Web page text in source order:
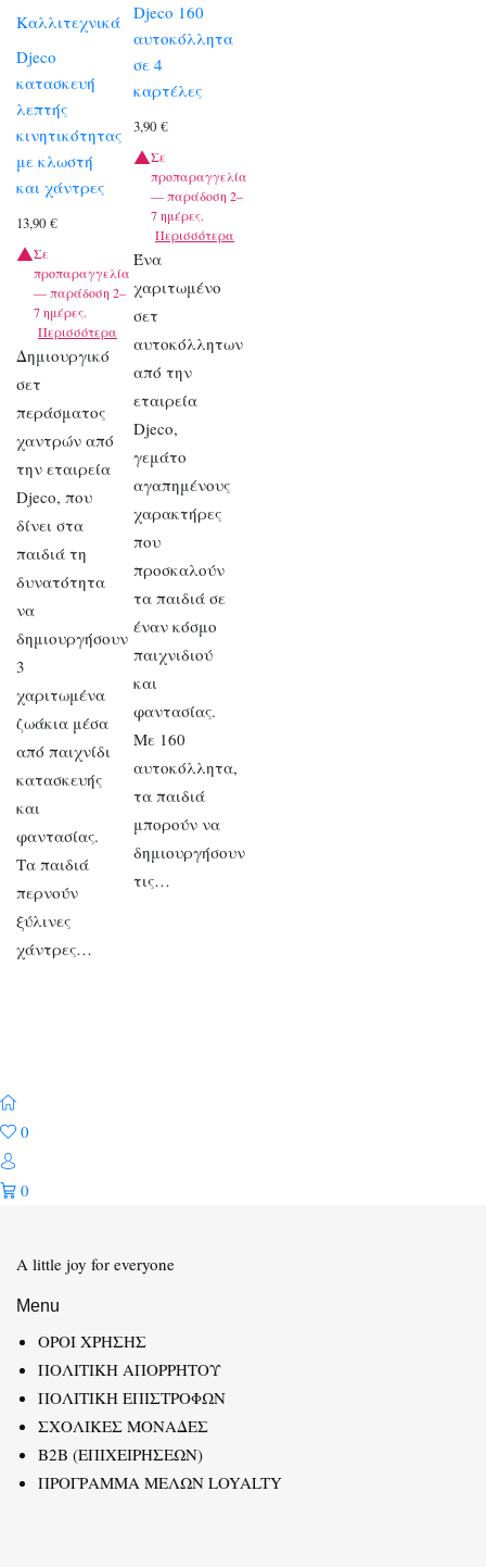
Καλλιτεχνικά
Djeco
κατασκευή
λεπτής
κινητικότητας
με κλωστή
και χάντρες
13,90 €
Σε
προπαραγγελία
— παράδοση 2–
7 ημέρες.
Περισσότερα
Δημιουργικό
σετ
περάσματος
χαντρών από
την εταιρεία
Djeco, που
δίνει στα
παιδιά τη
δυνατότητα
να
δημιουργήσουν
3
χαριτωμένα
ζωάκια μέσα
από παιχνίδι
κατασκευής
και
φαντασίας.
Τα παιδιά
περνούν
ξύλινες
χάντρες…
Djeco 160
αυτοκόλλητα
σε 4
καρτέλες
3,90€
Σε
προπαραγγελία
— παράδοση 2–
7 ημέρες.
Περισσότερα
Ένα
χαριτωμένο
σετ
αυτοκόλλητων
από την
εταιρεία
Djeco,
γεμάτο
αγαπημένους
χαρακτήρες
που
προσκαλούν
τα παιδιά σε
έναν κόσμο
παιχνιδιού
και
φαντασίας.
Με 160
αυτοκόλλητα,
τα παιδιά
μπορούν να
δημιουργήσουν
τις…
0
0
A little joy for everyone
Menu
ΟΡΟΙ ΧΡΗΣΗΣ
ΠΟΛΙΤΙΚΗ ΑΠΟΡΡΗΤΟΥ
ΠΟΛΙΤΙΚΗ ΕΠΙΣΤΡΟΦΩΝ
ΣΧΟΛΙΚΕΣ ΜΟΝΑΔΕΣ
B2B (ΕΠΙΧΕΙΡΗΣΕΩΝ)
ΠΡΟΓΡΑΜΜΑ ΜΕΛΩΝ LOYALTY